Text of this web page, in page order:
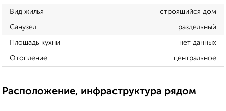
Вид жилья строящийся дом
Санузел раздельный
Площадь кухни нет данных
Отопление центральное
Расположение, инфраструктура рядом